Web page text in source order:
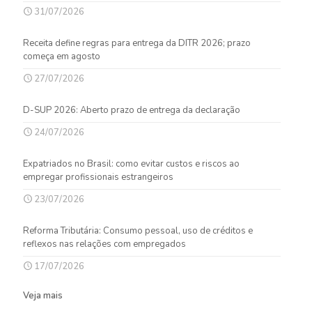
31/07/2026
Receita define regras para entrega da DITR 2026; prazo
começa em agosto
27/07/2026
D-SUP 2026: Aberto prazo de entrega da declaração
24/07/2026
Expatriados no Brasil: como evitar custos e riscos ao
empregar profissionais estrangeiros
23/07/2026
Reforma Tributária: Consumo pessoal, uso de créditos e
reflexos nas relações com empregados
17/07/2026
Veja mais